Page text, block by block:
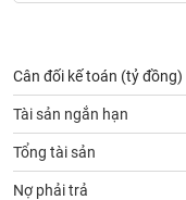
Cân đối kế toán (tỷ đồng)
Tài sản ngắn hạn
Tổng tài sản
Nợ phải trả
Công
cụ
đầu
tư